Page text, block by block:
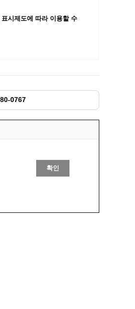
청
시제도에 따라 이용할 수
0767
확인